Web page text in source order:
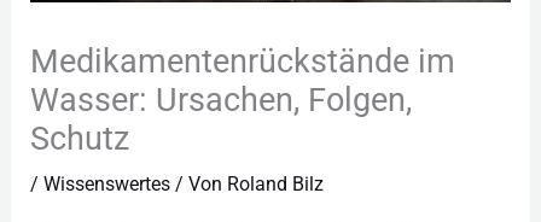
Medikamentenrückstände im
Wasser: Ursachen, Folgen,
Schutz
/Wissenswertes / Von Roland Bilz